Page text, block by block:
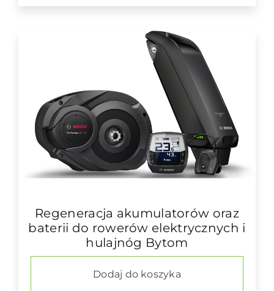
Regeneracja akumulatorów oraz
baterii do rowerów elektrycznych i
hulajnóg Bytom
Dodaj do koszyka